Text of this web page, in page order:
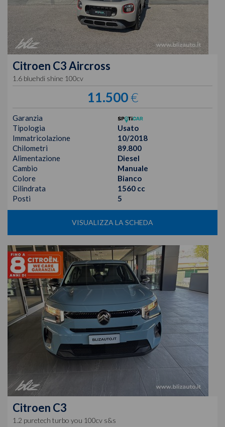
Citroen C3 Aircross
1.6 bluehdi shine 100cv
11.500€
Garanzia
Tipologia
Usato
Immatricolazione
10/2018
Chilometri
89.800
Alimentazione
Diesel
Cambio
Manuale
Colore
Bianco
Cilindrata
1560 cc
Posti
5
VISUALIZZA LA SCHEDA
Citroen C3
1.2 puretech turbo you 100cv s&s